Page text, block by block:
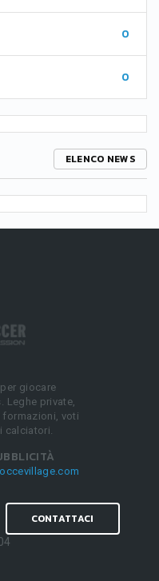
0
0
ELENCO NEWS
giocare
Leghe private,
formazioni, voti
calciatori.
CONTATTACI